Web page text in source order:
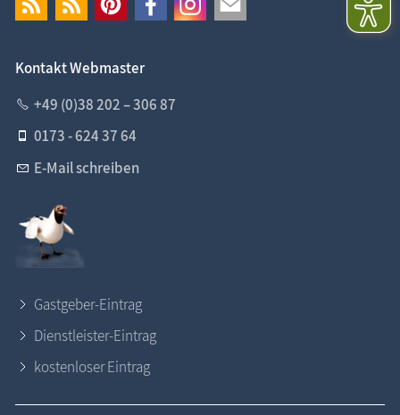
Kontakt Webmaster
+49 (0)38 202 – 306 87
0173 - 624 37 64
E-Mail schreiben
Gastgeber-Eintrag
Dienstleister-Eintrag
kostenloser Eintrag